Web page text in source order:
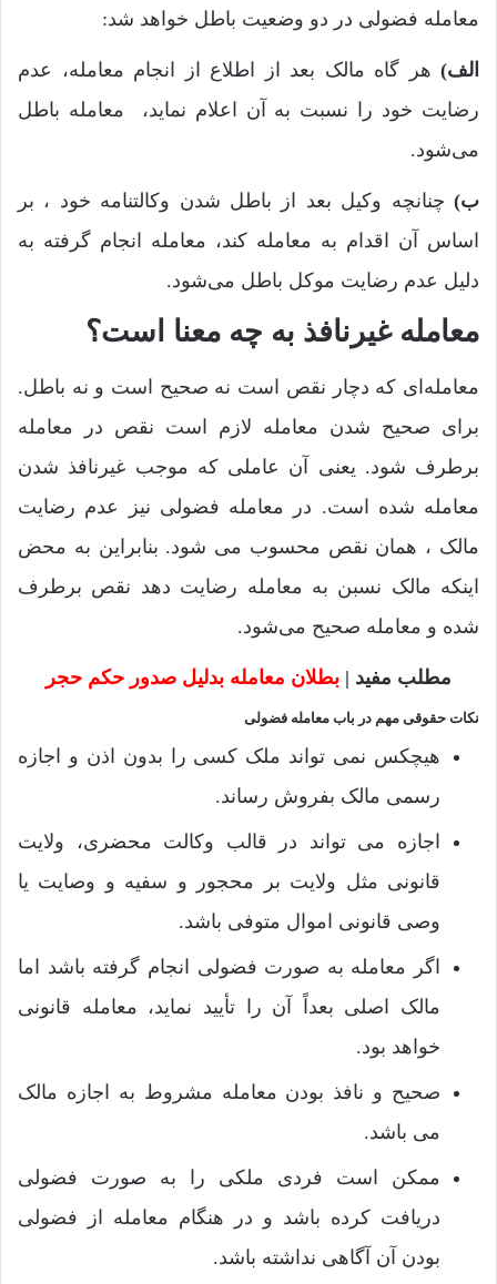
معامله‌ فضولی در دو وضعیت باطل خواهد شد:
الف) هر گاه مالک بعد از اطلاع از انجام معامله، عدم
رضایت خود را نسبت به آن اعلام نماید، معامله باطل
می‌شود.
ب) چنانچه وکیل بعد از باطل شدن وکالتنامه خود ، بر
اساس آن اقدام به معامله کند، معامله‌ انجام گرفته به
دلیل عدم رضایت موکل باطل می‌شود.
معامله‌ غیرنافذ به چه معنا است؟
معامله‌ای که دچار نقص است نه صحیح است و نه باطل.
برای صحیح شدن معامله لازم است نقص در معامله
برطرف شود. یعنی آن عاملی که موجب غیرنافذ شدن
معامله شده است. در معامله فضولی نیز عدم رضایت
مالک ، همان نقص محسوب می شود. بنابراین به محض
اینکه مالک نسبن به معامله رضایت دهد نقص برطرف
شده و معامله صحیح می‌شود.
مطلب مفید | بطلان معامله بدلیل صدور حکم حجر
نکات حقوقی مهم در باب معامله فضولی
هیچکس نمی تواند ملک کسی را بدون اذن و اجازه
رسمی مالک بفروش رساند.
اجازه می تواند در قالب وکالت محضری، ولایت
قانونی مثل ولایت بر محجور و سفیه و وصایت یا
وصی قانونی اموال متوفی باشد.
اگر معامله به صورت فضولی انجام گرفته باشد اما
مالک اصلی بعداً آن را تأیید نماید، معامله قانونی
خواهد بود.
صحیح و نافذ بودن معامله مشروط به اجازه مالک
می باشد.
ممکن است فردی ملکی را به صورت فضولی
دریافت کرده باشد و در هنگام معامله از فضولی
بودن آن آگاهی نداشته باشد.